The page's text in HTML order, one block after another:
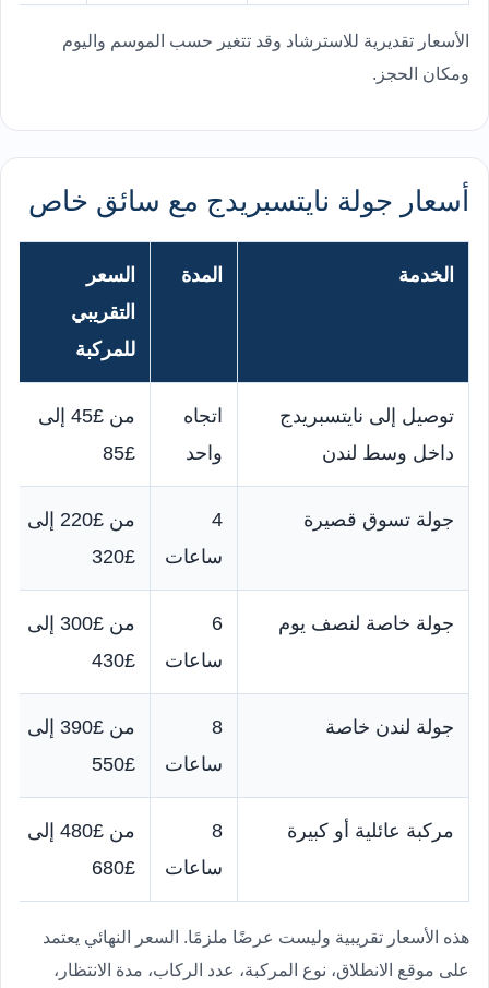
الأسعار تقديرية للاسترشاد وقد تتغير حسب الموسم واليوم
ومكان الحجز.
أسعار جولة نايتسبريدج مع سائق خاص
الخدمة المدة
السعر
التقريبي
للمركبة
توصيل إلى نايتسبريدج
داخل وسط لندن
اتجاه
واحد
من £45 إلى
£85
جولة تسوق قصيرة
4
ساعات
من £220 إلى
£320
جولة خاصة لنصف يوم
6
ساعات
من £300 إلى
£430
جولة لندن خاصة
8
ساعات
من £390 إلى
£550
مركبة عائلية أو كبيرة
8
ساعات
من £480 إلى
£680
هذه الأسعار تقريبية وليست عرضًا ملزمًا. السعر النهائي يعتمد
على موقع الانطلاق، نوع المركبة، عدد الركاب، مدة الانتظار،